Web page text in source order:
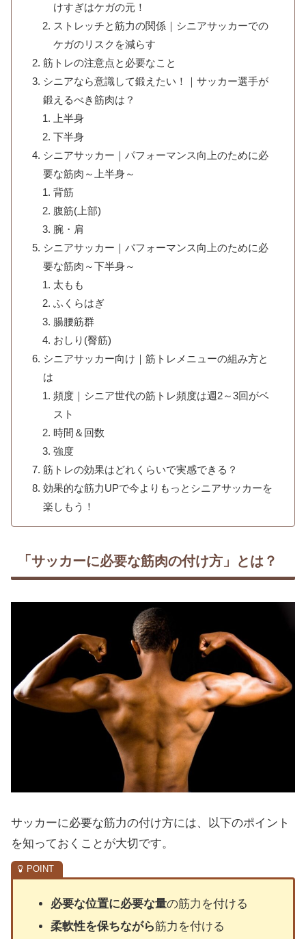
けすぎはケガの元！
ストレッチと筋力の関係｜シニアサッカーでの
ケガのリスクを減らす
筋トレの注意点と必要なこと
シニアなら意識して鍛えたい！｜サッカー選手が
鍛えるべき筋肉は？
上半身
下半身
シニアサッカー｜パフォーマンス向上のために必
要な筋肉～上半身～
背筋
腹筋(上部)
腕・肩
シニアサッカー｜パフォーマンス向上のために必
要な筋肉～下半身～
太もも
ふくらはぎ
腸腰筋群
おしり(臀筋)
シニアサッカー向け｜筋トレメニューの組み方と
は
頻度｜シニア世代の筋トレ頻度は週2～3回がベ
スト
時間＆回数
強度
筋トレの効果はどれくらいで実感できる？
効果的な筋力UPで今よりもっとシニアサッカーを
楽しもう！
「サッカーに必要な筋肉の付け方」とは？
サッカーに必要な筋力の付け方には、以下のポイント
を知っておくことが大切です。
必要な位置に必要な量の筋力を付ける
柔軟性を保ちながら筋力を付ける